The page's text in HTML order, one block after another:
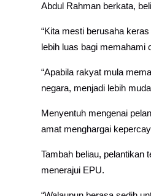
Abdul Rahman berkata,
“Kita mesti berusaha
lebih luas bagi memahami
“Apabila rakyat mula
negara, menjadi lebih
Menyentuh mengenai
amat menghargai
Tambah beliau, pelantikan
menerajui EPU.